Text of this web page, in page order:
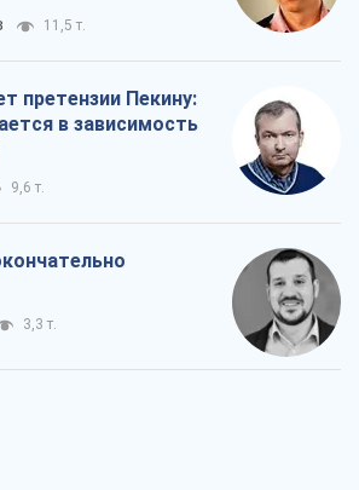
11,5 т.
претензии Пекину:
в зависимость
9,6 т.
3,3 т.